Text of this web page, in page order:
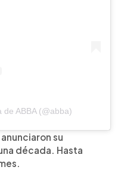
ABBA (@abba)
su
década. Hasta